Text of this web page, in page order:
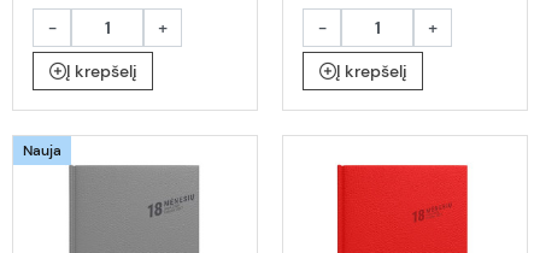
- +
Į krepšelį
- +
Į krepšelį
Nauja